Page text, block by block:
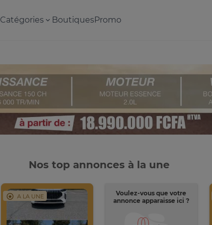
Catégories BoutiquesPromo
Nos top annonces à la une
A LA UNE
Voulez-vous que votre
annonce apparaisse ici ?